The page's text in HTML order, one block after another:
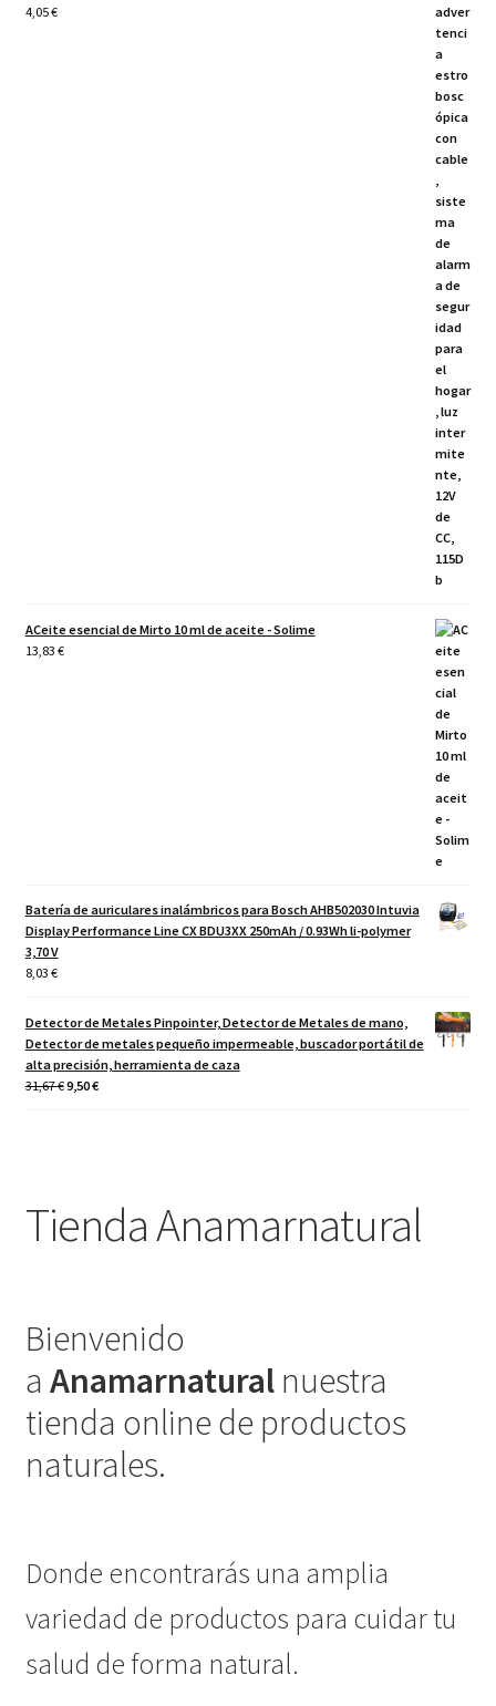
4,05€
ACeite esencial de Mirto 10 ml de aceite - Solime
13,83 €
Batería de auriculares inalámbricos para Bosch AHB502030 Intuvia
Display Performance Line CX BDU3XX 250mAh / 0.93Wh li-polymer
3,70 V
8,03 €
Detector de Metales Pinpointer, Detector de Metales de mano,
Detector de metales pequeño impermeable, buscador portátil de
alta precisión, herramienta de caza
31,67€El
9,50€El
Tienda Anamarnatural
Bienvenido
a Anamarnaturalnuestra
tienda online de productos
naturales.
Donde encontrarás una amplia
variedad de productos para cuidar tu
salud de forma natural.